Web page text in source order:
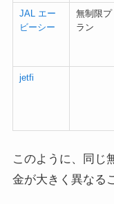
JAL エー
ビーシー
無制限プ
ラン
jetfi
このように、同じ
金が大きく異なる